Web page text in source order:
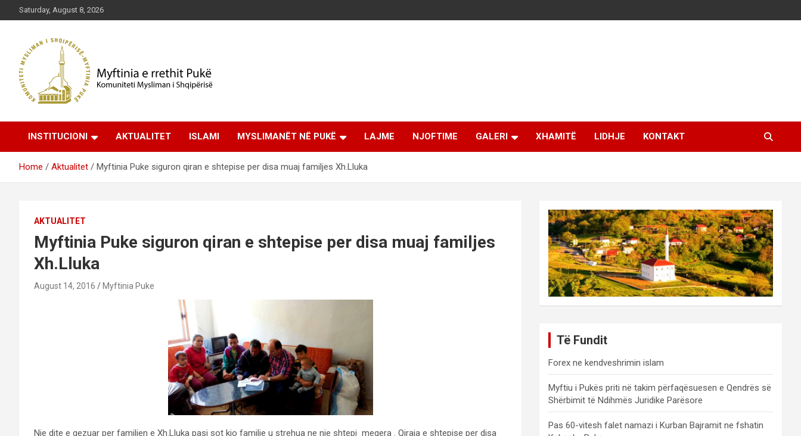
to
Saturday, August 8, 2026
Myftinia Pukë | Faqja
Zyrtare
INSTITUCIONI AKTUALITET ISLAMI MYSLIMANËT NË PUKË LAJME NJOFTIME GALERI XHAMITË LIDHJE KONTAKT
Home Aktualitet Myftinia Puke siguron qiran e shtepise per disa muaj familjes Xh.Lluka
AKTUALITET
Myftinia Puke siguron qiran e shtepise per disa muaj familjes
Xh.Lluka
August 14, 2016 Myftinia Puke
Nje dite e gezuar per familjen e Xh.Lluka pasi sot kjo familje u strehua ne nje shtepi meqera . Qiraja e shtepise per disa
Të Fundit
Forex ne kendveshrimin islam
Myftiu i Pukës priti në takim përfaqësuesen e Qendrës së
Shërbimit të Ndihmës Juridike Parësore
Pas 60-vitesh falet namazi i Kurban Bajramit ne fshatin